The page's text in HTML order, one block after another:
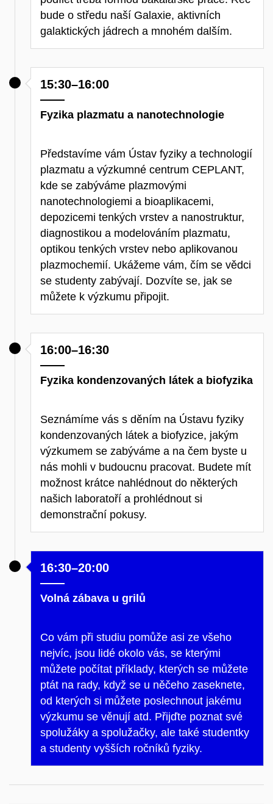
bude o středu naší Galaxie, aktivních
galaktických jádrech a mnohém dalším.
15:30–16:00
Fyzika plazmatu a nanotechnologie
Představíme vám Ústav fyziky a technologií
plazmatu a výzkumné centrum CEPLANT,
kde se zabýváme plazmovými
nanotechnologiemi a bioaplikacemi,
depozicemi tenkých vrstev a nanostruktur,
diagnostikou a modelováním plazmatu,
optikou tenkých vrstev nebo aplikovanou
plazmochemií. Ukážeme vám, čím se vědci
se studenty zabývají. Dozvíte se, jak se
můžete k výzkumu připojit.
16:00–16:30
Fyzika kondenzovaných látek a biofyzika
Seznámíme vás s děním na Ústavu fyziky
kondenzovaných látek a biofyzice, jakým
výzkumem se zabýváme a na čem byste u
nás mohli v budoucnu pracovat. Budete mít
možnost krátce nahlédnout do některých
našich laboratoří a prohlédnout si
demonstrační pokusy.
16:30–20:00
Volná zábava u grilů
Co vám při studiu pomůže asi ze všeho
nejvíc, jsou lidé okolo vás, se kterými
můžete počítat příklady, kterých se můžete
ptát na rady, když se u něčeho zaseknete,
od kterých si můžete poslechnout jakému
výzkumu se věnují atd. Přijďte poznat své
spolužáky a spolužačky, ale také studentky
a studenty vyšších ročníků fyziky.